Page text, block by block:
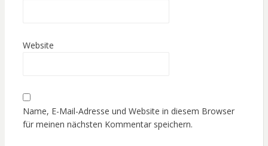
Website
Name, E-Mail-Adresse und Website in diesem Browser
für meinen nächsten Kommentar speichern.